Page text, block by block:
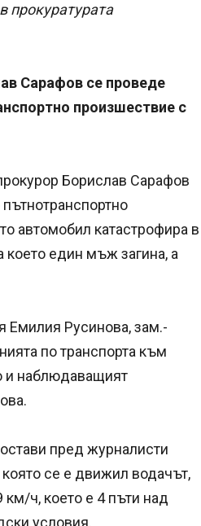
прокуратурата
Сарафов се проведе
произшествие с
Борислав Сарафов
автомобил катастрофира в
което един мъж загина, а
Емилия Русинова, зам.-
по транспорта към
и наблюдаващият
пред журналисти
която се е движил водачът,
ч, което е 4 пъти над